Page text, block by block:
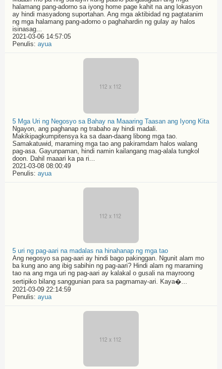
halamang pang-adorno sa iyong home page kahit na ang lokasyon
ay hindi masyadong suportahan. Ang mga aktibidad ng pagtatanim
ng mga halamang pang-adorno o paghahardin ng gulay ay halos
isinasag...
2021-03-06 14:57:05
Penulis: ayua
5 Mga Uri ng Negosyo sa Bahay na Maaaring Taasan ang Iyong Kita
Ngayon, ang paghanap ng trabaho ay hindi madali.
Makikipagkumpitensya ka sa daan-daang libong mga tao.
Samakatuwid, maraming mga tao ang pakiramdam halos walang
pag-asa. Gayunpaman, hindi namin kailangang mag-alala tungkol
doon. Dahil maaari ka pa ri...
2021-03-08 08:00:49
Penulis: ayua
5 uri ng pag-aari na madalas na hinahanap ng mga tao
Ang negosyo sa pag-aari ay hindi bago pakinggan. Ngunit alam mo
ba kung ano ang ibig sabihin ng pag-aari? Hindi alam ng maraming
tao na ang mga uri ng pag-aari ay kalakal o gusali na mayroong
sertipiko bilang sanggunian para sa pagmamay-ari. Kaya�...
2021-03-09 22:14:59
Penulis: ayua